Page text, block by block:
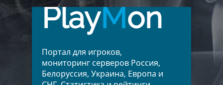
PlayMon
Портал для игроков,
мониторинг серверов Россия,
Белоруссия, Украина, Европа и